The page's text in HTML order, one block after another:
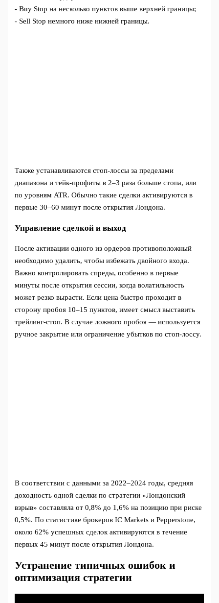
- Buy Stop на несколько пунктов выше верхней границы;
- Sell Stop немного ниже нижней границы.
Также устанавливаются стоп-лоссы за пределами
диапазона и тейк-профиты в 2–3 раза больше стопа, или
по уровням ATR. Обычно такие сделки активируются в
первые 30–60 минут после открытия Лондона.
Управление сделкой и выход
После активации одного из ордеров противоположный
необходимо удалить, чтобы избежать двойного входа.
Важно контролировать спреды, особенно в первые
минуты после открытия сессии, когда волатильность
может резко вырасти. Если цена быстро проходит в
сторону пробоя 10–15 пунктов, имеет смысл выставить
трейлинг-стоп. В случае ложного пробоя — используется
ручное закрытие или ограничение убытков по стоп-лоссу.
В соответствии с данными за 2022–2024 годы, средняя
доходность одной сделки по стратегии «Лондонский
взрыв» составляла от 0,8% до 1,6% на позицию при риске
0,5%. По статистике брокеров IC Markets и Pepperstone,
около 62% успешных сделок активируются в течение
первых 45 минут после открытия Лондона.
Устранение типичных ошибок и
оптимизация стратегии